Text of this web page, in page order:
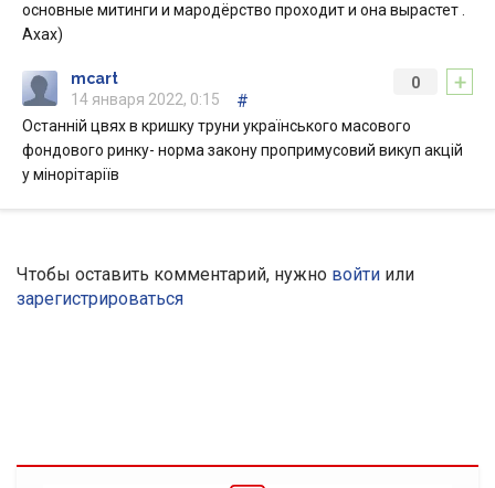
основные митинги и мародёрство проходит и она вырастет .
Ахах)
+
0
mcart
14 января 2022, 0:15
#
Останній цвях в кришку труни українського масового
фондового ринку- норма закону пропримусовий викуп акцій
у мінорітаріїв
Чтобы оставить комментарий, нужно войти или
зарегистрироваться